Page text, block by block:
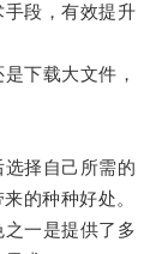
段，有效提升
下载大文件，
择自己所需的
的种种好处。
一是提供了多